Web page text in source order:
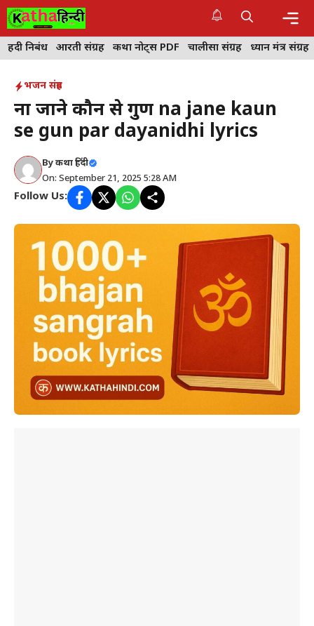
Skip
to
content
हिंदी निबंध आरती संग्रह कथा नोट्स PDF चालीसा संग्रह ध्यान मंत्र संग्रह
भजन संग्रह
ना जाने कौन से गुण na jane kaun
se gun par dayanidhi lyrics
Byकथा हिंदी
On: September 21, 2025 5:28 AM
Follow Us: